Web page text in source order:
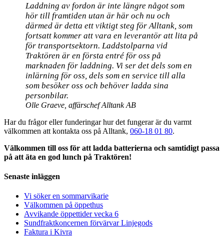
Laddning av fordon är inte längre något som
hör till framtiden utan är här och nu och
därmed är detta ett viktigt steg för Alltank, som
fortsatt kommer att vara en leverantör att lita på
för transportsektorn. Laddstolparna vid
Traktören är en första entré för oss på
marknaden för laddning. Vi ser det dels som en
inlärning för oss, dels som en service till alla
som besöker oss och behöver ladda sina
personbilar.
Olle Graeve, affärschef Alltank AB
Har du frågor eller funderingar hur det fungerar är du varmt
välkommen att kontakta oss på Alltank, 060-18 01 80.
Välkommen till oss för att ladda batterierna och samtidigt passa
på att äta en god lunch på Traktören!
Senaste inläggen
Vi söker en sommarvikarie
Välkommen på öppethus
Avvikande öppettider vecka 6
Sundfraktkoncernen förvärvar Linjegods
Faktura i Kivra